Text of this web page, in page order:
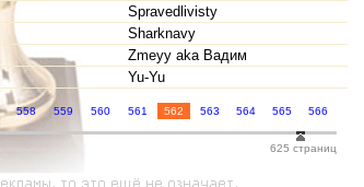
Spravedlivisty
Sharknavy
Zmeyy aka Вадим
Yu-Yu
558 559 560 561 562 563 564 565 566
625 страниц